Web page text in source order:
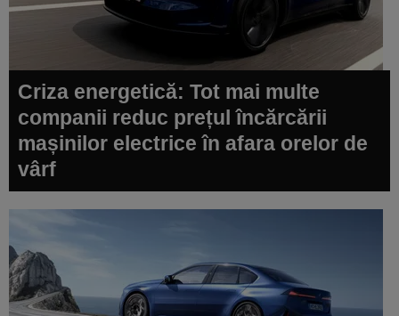
Criza energetică: Tot mai multe
companii reduc prețul încărcării
mașinilor electrice în afara orelor de
vârf